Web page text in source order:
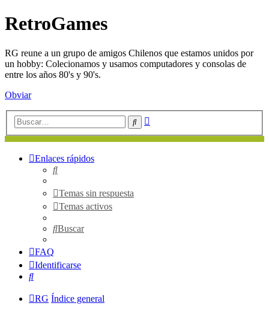
RetroGames
RG reune a un grupo de amigos Chilenos que estamos unidos por
un hobby: Colecionamos y usamos computadores y consolas de
entre los años 80's y 90's.
Obviar
Buscar
Enlaces rápidos
Buscar
Temas sin respuesta
Temas activos
Buscar
FAQ
Identificarse
Buscar
RG Índice general